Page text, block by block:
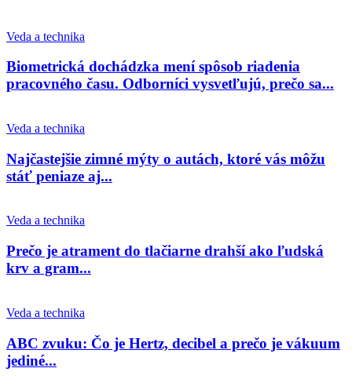
Veda a technika
Biometrická dochádzka mení spôsob riadenia
pracovného času. Odborníci vysvetľujú, prečo sa...
Veda a technika
Najčastejšie zimné mýty o autách, ktoré vás môžu
stáť peniaze aj...
Veda a technika
Prečo je atrament do tlačiarne drahší ako ľudská
krv a gram...
Veda a technika
ABC zvuku: Čo je Hertz, decibel a prečo je vákuum
jediné...